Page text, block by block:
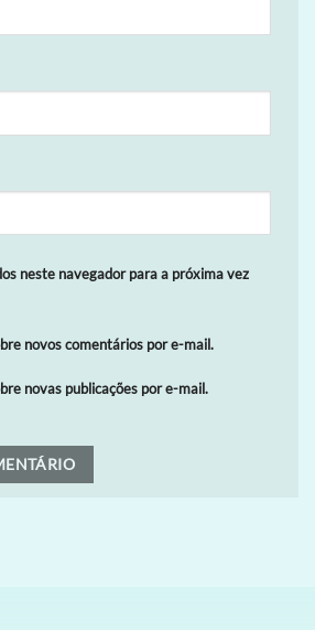
neste navegador para a próxima vez
novos comentários por e-mail.
novas publicações por e-mail.